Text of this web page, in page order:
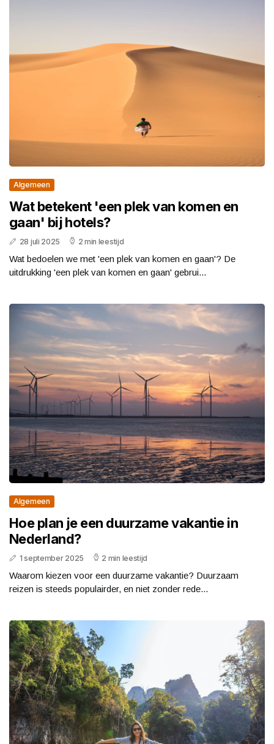
Algemeen
Wat betekent 'een plek van komen en
gaan' bij hotels?
28 juli 2025 2 min leestijd
Wat bedoelen we met 'een plek van komen en gaan'? De
uitdrukking 'een plek van komen en gaan' gebrui...
Algemeen
Hoe plan je een duurzame vakantie in
Nederland?
1 september 2025 2 min leestijd
Waarom kiezen voor een duurzame vakantie? Duurzaam
reizen is steeds populairder, en niet zonder rede...